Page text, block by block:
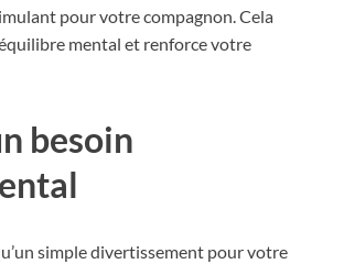
pour votre compagnon. Cela
mental et renforce votre
besoin
simple divertissement pour votre